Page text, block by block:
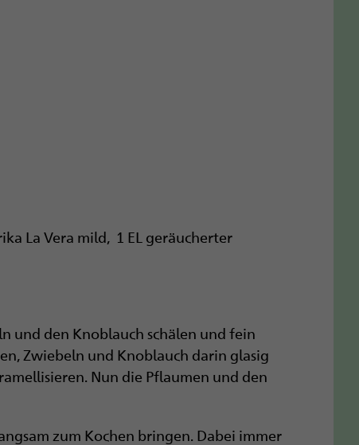
La Vera mild, 1 EL geräucherter
und den Knoblauch schälen und fein
Zwiebeln und Knoblauch darin glasig
Nun die Pflaumen und den
zum Kochen bringen. Dabei immer